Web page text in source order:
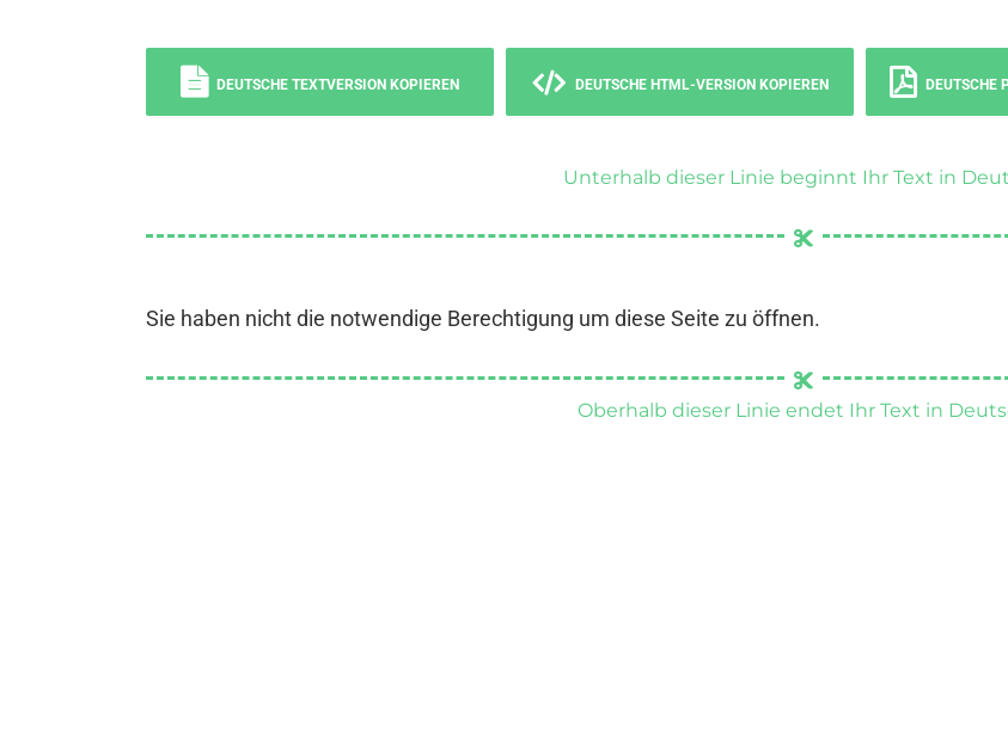
DEUTSCHE TEXTVERSION KOPIEREN DEUTSCHE HTML-VERSION KOPIEREN DEUTSCHE
Unterhalb dieser Linie beginnt Ihr Text in
Sie haben nicht die notwendige Berechtigung um diese Seite zu öffnen.
Oberhalb dieser Linie endet Ihr Text in